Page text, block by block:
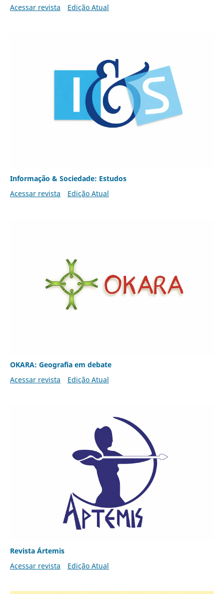
Acessar revista
Edição Atual
Informação & Sociedade: Estudos
Acessar revista
Edição Atual
OKARA: Geografia em debate
Acessar revista
Edição Atual
Revista Ártemis
Acessar revista
Edição Atual